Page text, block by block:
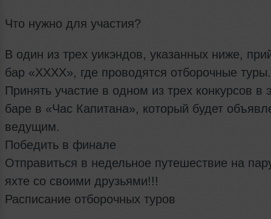
Что нужно для участия?
В один из трех уикэндов, указанных ниже,
бар «XXXX», где проводятся отборочные туры.
Принять участие в одном из трех конкурсов в
баре в «Час Капитана», который будет
ведущим.
Победить в финале
Отправиться в недельное путешествие на
яхте со своими друзьями!!!
Расписание отборочных туров